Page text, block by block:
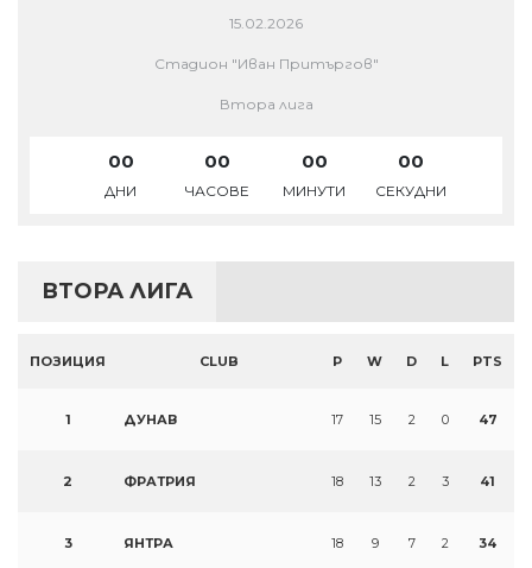
15.02.2026
Стадион "Иван Притъргов"
Втора лига
00
ДНИ
00
ЧАСОВЕ
00
МИНУТИ
00
СЕКУДНИ
ВТОРА ЛИГА
ПОЗИЦИЯ CLUB P W D L PTS
1 ДУНАВ 17 15 2 0 47
2 ФРАТРИЯ 18 13 2 3 41
3 ЯНТРА 18 9 7 2 34